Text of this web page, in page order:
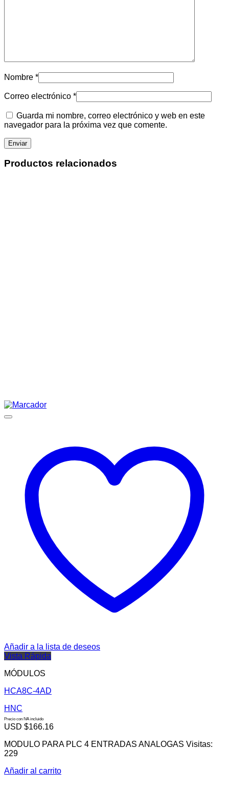
Nombre *
Correo electrónico *
Guarda mi nombre, correo electrónico y web en este
navegador para la próxima vez que comente.
Productos relacionados
Añadir a la lista de deseos
Vista Rápida
MÓDULOS
HCA8C-4AD
HNC
Precio con IVA incluido
USD $166.16
MODULO PARA PLC 4 ENTRADAS ANALOGAS Visitas:
229
Añadir al carrito